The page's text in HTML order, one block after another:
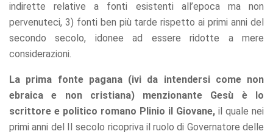
indirette relative a fonti esistenti all’epoca ma non
pervenuteci, 3) fonti ben più tarde rispetto ai primi anni del
secondo secolo, idonee ad essere ridotte a mere
considerazioni.
La prima fonte pagana (ivi da intendersi come non
ebraica e non cristiana) menzionante Gesù è lo
scrittore e politico romano Plinio il Giovane, il quale nei
primi anni del II secolo ricopriva il ruolo di Governatore delle